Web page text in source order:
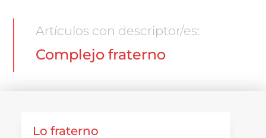
Artículos con descriptor/es:
Complejo fraterno
Lo fraterno